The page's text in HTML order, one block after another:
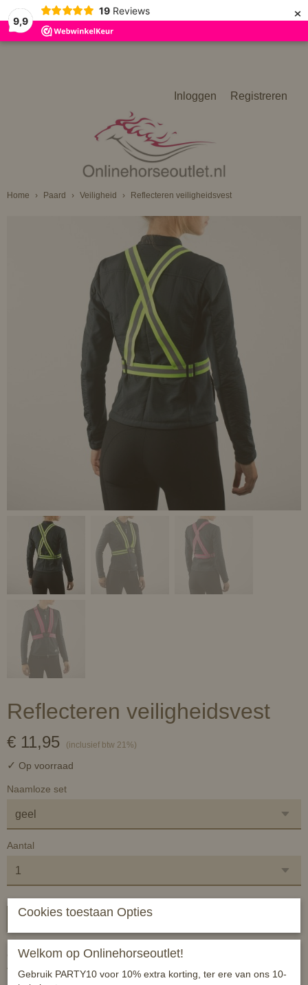
9,9
19 Reviews ×
Inloggen Registreren
Home › Paard › Veiligheid › Reflecteren veiligheidsvest
Reflecteren veiligheidsvest
€ 11,95 (inclusief btw 21%)
✓ Op voorraad
Naamloze set
Aantal
In winkelwagen
Ga veilig paardrijden en blijf zichtbaar in het donker met dit volledig
verstelbare reflecterende vest.
Cookies toestaan Opties
Welkom op Onlinehorseoutlet!
Gebruik PARTY10 voor 10% extra korting, ter ere van ons 10-